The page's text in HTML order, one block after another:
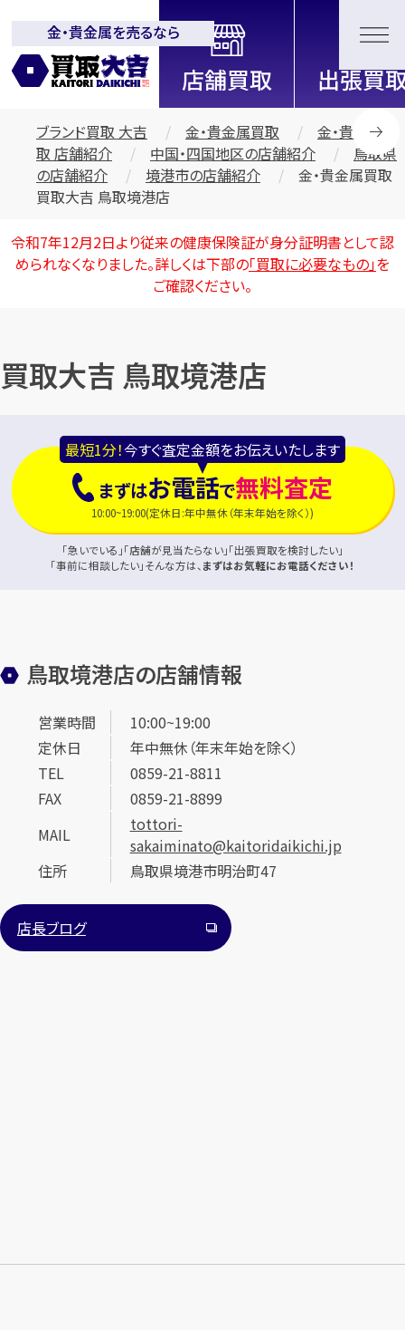
全国2000店舗以上展開中！
信頼と実績の買取専門店「買取大
吉」
金・貴金属を売るなら
ブランド買取 大吉 金・貴金属買取
金・貴金属買
取 店舗紹介
中国・四国地区の店舗紹介
鳥取県
の店舗紹介
境港市の店舗紹介
金・貴金属買取
買取大吉 鳥取境港店
令和7年12月2日より従来の健康保険証が身分証明書として認
められなくなりました。詳しくは下部の「買取に必要なもの」を
ご確認ください。
買取大吉 鳥取境港店
最短1分！今すぐ査定金額をお伝えいたします
まずはお電話で無料査定
10:00~19:00(定休日:年中無休（年末年始を除く）)
「急いでいる」「店舗が見当たらない」「出張買取を検討したい」
「事前に相談したい」そんな方は、まずはお気軽にお電話ください！
鳥取境港店の店舗情報
営業時間
10:00~19:00
定休日
年中無休（年末年始を除く）
TEL
0859-21-8811
FAX
0859-21-8899
MAIL
tottori-
sakaiminato@kaitoridaikichi.jp
住所
鳥取県境港市明治町47
店長ブログ